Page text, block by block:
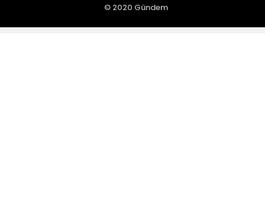
© 2020 Gündem